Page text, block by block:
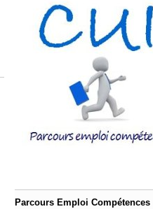
Parcours Emploi Compétences